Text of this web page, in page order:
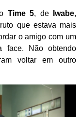
Time 5, de Iwabe,
que estava mais
o amigo com um
face. Não obtendo
voltar em outro